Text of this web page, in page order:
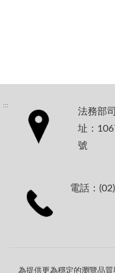
:::
法務部
址：
號
電話：
為提供更為穩定的瀏覽品